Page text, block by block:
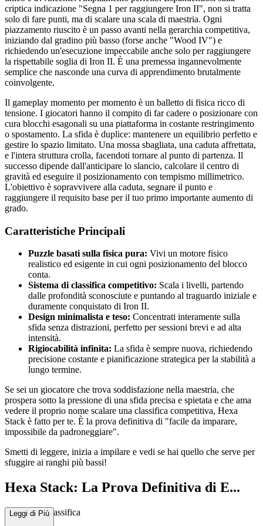
criptica indicazione "Segna 1 per raggiungere Iron II", non si tratta
solo di fare punti, ma di scalare una scala di maestria. Ogni
piazzamento riuscito è un passo avanti nella gerarchia competitiva,
iniziando dal gradino più basso (forse anche "Wood IV") e
richiedendo un'esecuzione impeccabile anche solo per raggiungere
la rispettabile soglia di Iron II. È una premessa ingannevolmente
semplice che nasconde una curva di apprendimento brutalmente
coinvolgente.
Il gameplay momento per momento è un balletto di fisica ricco di
tensione. I giocatori hanno il compito di far cadere o posizionare con
cura blocchi esagonali su una piattaforma in costante restringimento
o spostamento. La sfida è duplice: mantenere un equilibrio perfetto e
gestire lo spazio limitato. Una mossa sbagliata, una caduta affrettata,
e l'intera struttura crolla, facendoti tornare al punto di partenza. Il
successo dipende dall'anticipare lo slancio, calcolare il centro di
gravità ed eseguire il posizionamento con tempismo millimetrico.
L'obiettivo è sopravvivere alla caduta, segnare il punto e
raggiungere il requisito base per il tuo primo importante aumento di
grado.
Caratteristiche Principali
Puzzle basati sulla fisica pura: Vivi un motore fisico
realistico ed esigente in cui ogni posizionamento del blocco
conta.
Sistema di classifica competitivo: Scala i livelli, partendo
dalle profondità sconosciute e puntando al traguardo iniziale e
duramente conquistato di Iron II.
Design minimalista e teso: Concentrati interamente sulla
sfida senza distrazioni, perfetto per sessioni brevi e ad alta
intensità.
Rigiocabilità infinita: La sfida è sempre nuova, richiedendo
precisione costante e pianificazione strategica per la stabilità a
lungo termine.
Se sei un giocatore che trova soddisfazione nella maestria, che
prospera sotto la pressione di una sfida precisa e spietata e che ama
vedere il proprio nome scalare una classifica competitiva, Hexa
Stack è fatto per te. È la prova definitiva di "facile da imparare,
impossibile da padroneggiare".
Smetti di leggere, inizia a impilare e vedi se hai quello che serve per
sfuggire ai ranghi più bassi!
Hexa Stack: La Prova Definitiva di E...
quilibrio e Classifica
Leggi di Più